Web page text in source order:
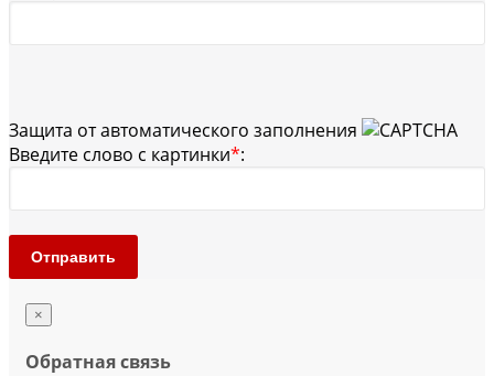
Защита от автоматического заполнения
Введите слово с картинки*:
Отправить
×
Обратная связь